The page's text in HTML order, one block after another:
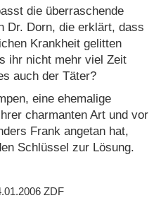
die überraschende
Dr. Dorn, die erklärt, dass
Krankheit gelitten
ihr nicht mehr viel Zeit
auch der Täter?
eine ehemalige
charmanten Art und vor
Frank angetan hat,
Schlüssel zur Lösung.
ZDF